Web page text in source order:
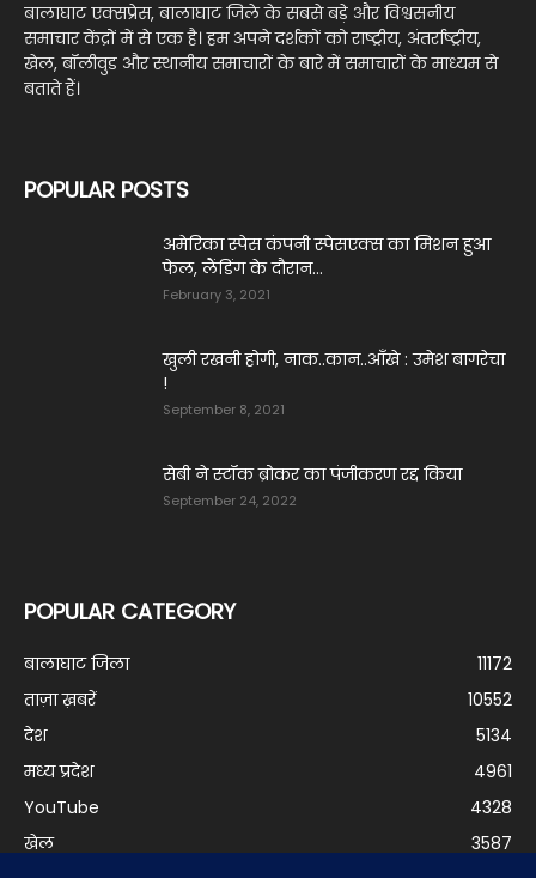
बालाघाट एक्सप्रेस, बालाघाट जिले के सबसे बड़े और विश्वसनीय
समाचार केंद्रों में से एक है। हम अपने दर्शकों को राष्ट्रीय, अंतर्राष्ट्रीय,
खेल, बॉलीवुड और स्थानीय समाचारों के बारे में समाचारों के माध्यम से
बताते हैं।
POPULAR POSTS
अमेरिका स्पेस कंपनी स्पेसएक्स का मिशन हुआ
फेल, लैंडिंग के दौरान...
February 3, 2021
खुली रखनी होगी, नाक..कान..आँखे : उमेश बागरेचा
!
September 8, 2021
सेबी ने स्टॉक ब्रोकर का पंजीकरण रद्द किया
September 24, 2022
POPULAR CATEGORY
बालाघाट जिला
11172
ताज़ा ख़बरें
10552
देश
5134
मध्य प्रदेश
4961
YouTube
4328
खेल
3587